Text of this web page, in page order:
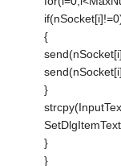
{
}
}
}